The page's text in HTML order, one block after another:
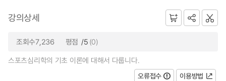
강의상세
조회수7,236 평점 /5 (0)
스포츠심리학의 기초 이론에 대해서 다룹니다.
오류접수
이용방법